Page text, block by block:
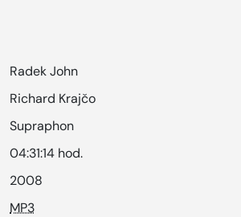
Radek John
Richard Krajčo
Supraphon
04:31:14 hod.
2008
MP3